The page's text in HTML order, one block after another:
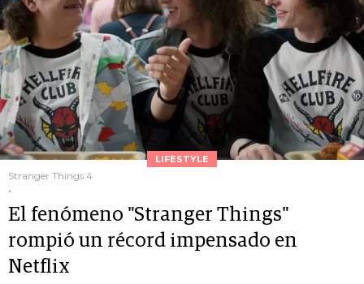
LIFESTYLE
Stranger Things 4
.
El fenómeno "Stranger Things"
rompió un récord impensado en
Netflix